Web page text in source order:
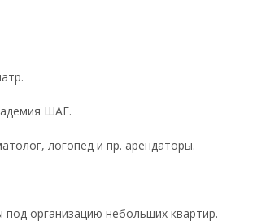
ШАГ.
логопед и пр. арендаторы.
организацию небольших квартир.